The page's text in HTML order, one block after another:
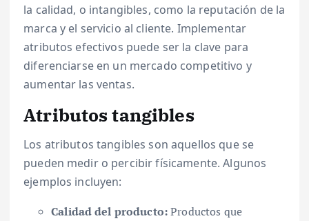
la calidad, o intangibles, como la reputación de la
marca y el servicio al cliente. Implementar
atributos efectivos puede ser la clave para
diferenciarse en un mercado competitivo y
aumentar las ventas.
Atributos tangibles
Los atributos tangibles son aquellos que se
pueden medir o percibir físicamente. Algunos
ejemplos incluyen:
Calidad del producto:Productos que